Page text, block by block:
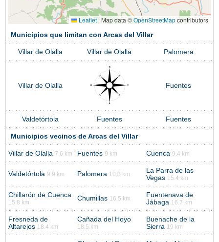
Leaflet | Map data ©OpenStreetMapcontributors
Municipios que limitan con Arcas del Villar
Villar de Olalla Villar de Olalla Palomera
Villar de Olalla Fuentes
Valdetórtola Fuentes Fuentes
Municipios vecinos de Arcas del Villar
Villar de Olalla 7.6 km Fuentes 9 km Cuenca 9.4 km
Valdetórtola 9.9 km Palomera 10.3 km
La Parra de las
Vegas 15.4 km
Chillarón de Cuenca
15.8 km
Chumillas 16.5 km
Fuentenava de
Jábaga 16.7 km
Fresneda de
Altarejos 18.4 km
Cañada del Hoyo
18.5 km
Buenache de la
Sierra 19 km